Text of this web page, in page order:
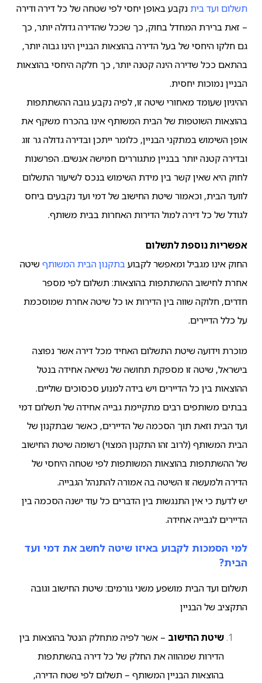
תשלום ועד בית נקבע באופן יחסי לפי שטחה של כל דירה ודירה
– זאת ברירת המחדל בחוק, כך שככל שהדירה גדולה יותר, כך
גם חלקו היחסי של בעל הדירה בהוצאות הבניין הינו גבוה יותר,
בהתאם ככל שדירה הינה קטנה יותר, כך חלקה היחסי בהוצאות
הבניין נמוכות יחסית.
ההיגיון שעומד מאחורי שיטה זו, לפיה נקבע גובה ההשתתפות
בהוצאות השוטפות של הבית המשותף אינו בהכרח משקף את
אופן השימוש במתקני הבניין, כלומר ייתכן ובדירה גדולה גר זוג
ובדירה קטנה יותר בבניין מתגוררים חמישה אנשים. הפרשנות
לחוק היא שאין קשר בין מידת השימוש בנכס לשיעור התשלום
לוועד הבית, וכאמור שיטת החישוב של דמי ועד נקבעים ביחס
לגודל של כל דירה למול הדירות האחרות בבית משותף.
אפשריות נוספת לתשלום
החוק אינו מגביל ומאפשר לקבועבתקנון הבית המשותףשיטה
אחרת לחישוב ההשתתפות בהוצאות: תשלום לפי מספר
חדרים, חלוקה שווה בין הדירות או כל שיטה אחרת שמוסכמת
על כלל הדיירים.
מוכרת וידועה שיטת התשלום האחיד מכל דירה אשר נפוצה
בישראל, שיטה זו מספקת תחושה של נשיאה אחידה בנטל
ההוצאות בין כל הדיירים ויש בידה למנוע סכסוכים שוליים.
בבתים משותפים רבים מתקיימת גבייה אחידה של תשלום דמי
ועד הבית וזאת תוך הסכמה של הדיירים, כאשר שבתקנון של
הבית המשותף (לרוב זהו התקנון המצוי) רשומה שיטת החישוב
של ההשתתפות בהוצאות המשותפות לפי שטחה היחסי של
הדירה ולמעשה זו השיטה בה אמורה להתנהל הגבייה.
יש לדעת כי אין התנגשות בין הדברים כל עוד ישנה הסכמה בין
הדיירים לגבייה אחידה.
למי הסמכות לקבוע באיזו שיטה לחשב את דמי ועד
הבית?
תשלום ועד הבית מושפע משני גורמים: שיטת החישוב וגובה
התקציב של הבניין
שיטת החישוב – אשר לפיה מתחלק הנטל בהוצאות בין
הדירות שמהווה את החלק של כל דירה בהשתתפות
בהוצאות הבניין המשותף – תשלום לפי שטח הדירה,